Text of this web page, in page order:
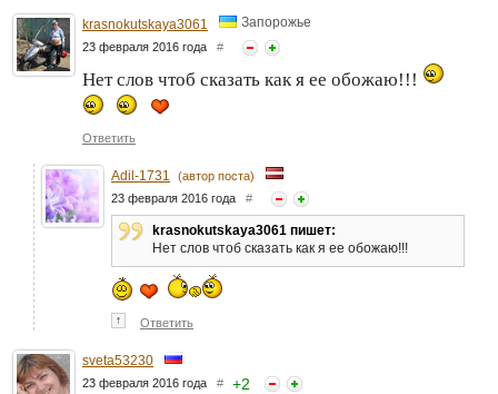
krasnokutskaya3061 Запорожье
23 февраля 2016 года #
Нет слов чтоб сказать как я ее обожаю!!!
Ответить
Adil-1731
(автор поста)
23 февраля 2016 года #
krasnokutskaya3061 пишет:
Нет слов чтоб сказать как я ее обожаю!!!
↑ Ответить
sveta53230
23 февраля 2016 года # +2